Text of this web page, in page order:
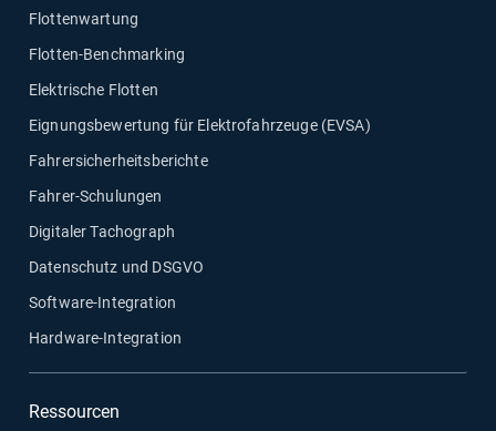
Flottenwartung
Flotten-Benchmarking
Elektrische Flotten
Eignungsbewertung für Elektrofahrzeuge (EVSA)
Fahrersicherheitsberichte
Fahrer-Schulungen
Digitaler Tachograph
Datenschutz und DSGVO
Software-Integration
Hardware-Integration
Ressourcen